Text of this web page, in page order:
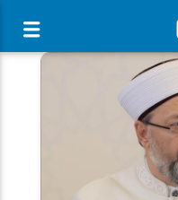
[There are no radio